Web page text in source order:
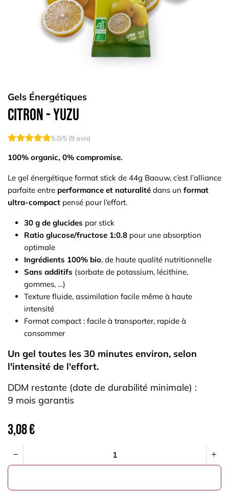
Gels Énergétiques
Citron - Yuzu
5.0/5 (9 avis)
100% organic, 0% compromise.
Le gel énergétique format stick de 44g Baouw, c’est l’alliance
parfaite entre performance et naturalité dans un format
ultra-compact pensé pour l’effort.
30 g de glucides par stick
Ratio glucose/fructose 1:0.8 pour une absorption
optimale
Ingrédients 100% bio, de haute qualité nutritionnelle
Sans additifs (sorbate de potassium, lécithine,
gommes, …)
Texture fluide, assimilation facile même à haute
intensité
Format compact : facile à transporter, rapide à
consommer
Un gel toutes les 30 minutes environ, selon
l'intensité de l'effort.
DDM restante (date de durabilité minimale) :
9 mois garantis
3,08€